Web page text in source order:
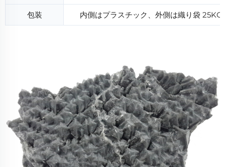
包装 内側はプラスチック、外側は織り袋